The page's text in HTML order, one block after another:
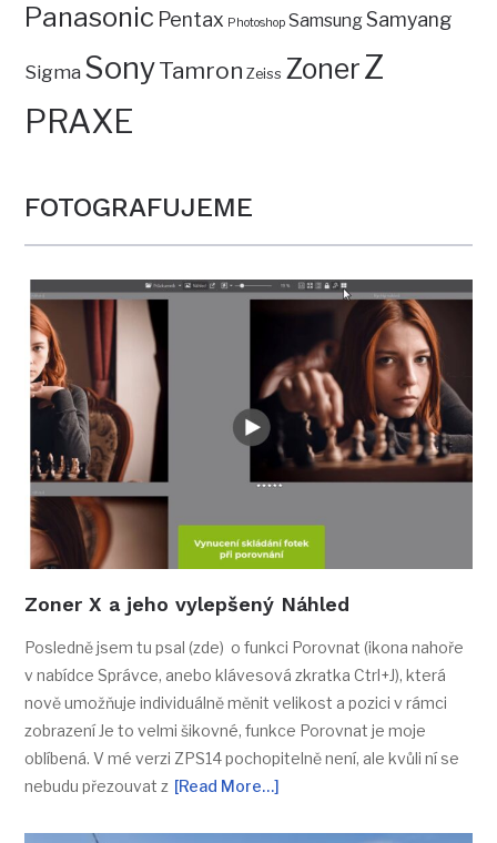
Panasonic Pentax Photoshop SamsungSamyang
Sigma SonyTamron Zeiss ZonerZ
PRAXE
FOTOGRAFUJEME
Zoner X a jeho vylepšený Náhled
Posledně jsem tu psal (zde) o funkci Porovnat (ikona nahoře
v nabídce Správce, anebo klávesová zkratka Ctrl+J), která
nově umožňuje individuálně měnit velikost a pozici v rámci
zobrazení Je to velmi šikovné, funkce Porovnat je moje
oblíbená. V mé verzi ZPS14 pochopitelně není, ale kvůli ní se
nebudu přezouvat z [Read More…]